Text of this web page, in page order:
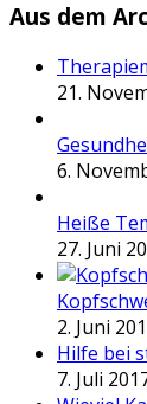
Aus dem
21.
6.
Heiße
27. Juni
2. Juni
Hilfe bei
7. Juli